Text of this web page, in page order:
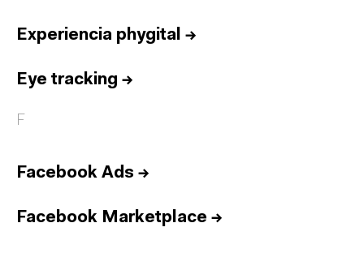
Experiencia phygital →
Eye tracking →
F
Facebook Ads →
Facebook Marketplace →